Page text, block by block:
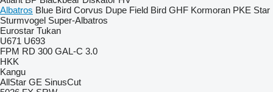
Albatros Blue Bird Corvus Dupe Field Bird GHF Kormoran PKE Star
Sturmvogel Super-Albatros
Eurostar Tukan
U671 U693
FPM RD 300 GAL-C 3.0
HKK
Kangu
AllStar GE SinusCut